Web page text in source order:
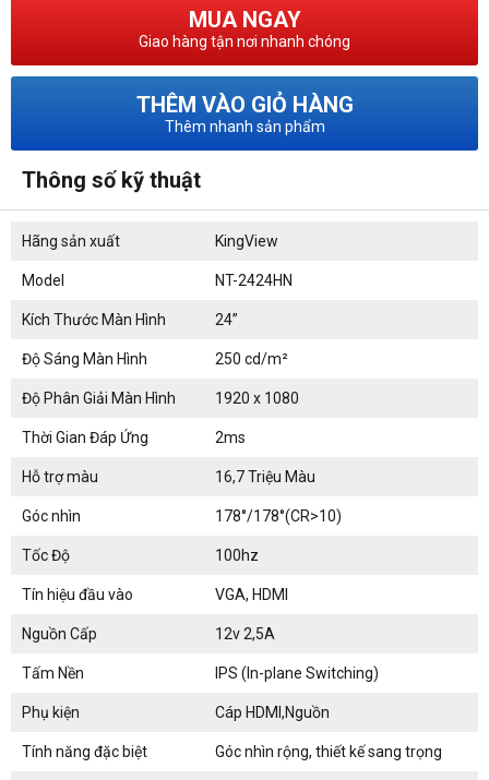
MUA NGAY
Giao hàng tận nơi nhanh chóng
THÊM VÀO GIỎ HÀNG
Thêm nhanh sản phẩm
Thông số kỹ thuật
Hãng sản xuất KingView
Model NT-2424HN
Kích Thước Màn Hình 24”
Độ Sáng Màn Hình 250 cd/m²
Độ Phân Giải Màn Hình 1920 x 1080
Thời Gian Đáp Ứng 2ms
Hỗ trợ màu 16,7 Triệu Màu
Góc nhìn 178°/178°(CR>10)
Tốc Độ 100hz
Tín hiệu đầu vào VGA, HDMI
Nguồn Cấp 12v 2,5A
Tấm Nền IPS (In-plane Switching)
Phụ kiện Cáp HDMI,Nguồn
Tính năng đặc biệt Góc nhìn rộng, thiết kế sang trọng